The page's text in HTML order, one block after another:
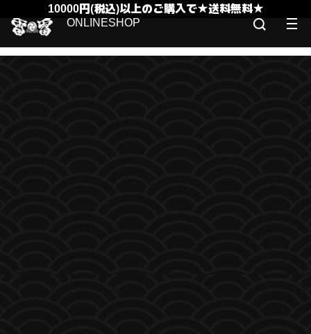
10000円(税込)以上のご購入で★送料無料★
ONLINESHOP